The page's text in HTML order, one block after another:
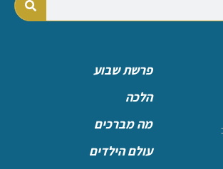
פרשת שבוע
הלכה
מה מברכים
עולם הילדים